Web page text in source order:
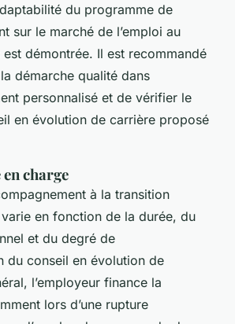
du programme de
sur le marché de l’emploi au
démontrée. Il est recommandé
démarche qualité dans
personnalisé et de vérifier le
en évolution de carrière proposé
charge
à la transition
en fonction de la durée, du
et du degré de
du conseil en évolution de
l’employeur finance la
lors d’une rupture